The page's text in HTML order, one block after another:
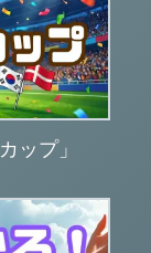
ップ」